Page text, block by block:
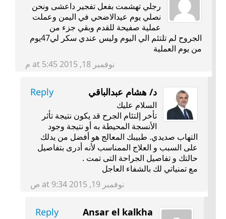
رجلي تهشمت بفعل تفجير داعشى ونحن
نصلي يوم عيدالاضحي في اليمن وعملت
عملية صفيحة للقدم وبقي جزء من
الجروح لم تلتئم الي اليوم وليس عندي سكر لي47يوم
من يوم العملية
نوفمبر 18, 2015 at 5:45 م
د/ هشام عبدالباقي Reply
السلام عليك
تأخر إلتئام الجرح قد يكون نتيجة تأثر
الأنسجة المحيطة به أو نتيجة وجود
التهاب صديدي. طبيبك المعالج هو أفضل من يدلك
على السبب و العلاج الممناسب لأنه أدرى بتفاصيل
حالتك و تفاصيل الجراحة التى تمت .
مع تمنياتي لك بالشفاء العاجل
نوفمبر 19, 2015 at 9:34 ص
Ansar el kalkha
Reply